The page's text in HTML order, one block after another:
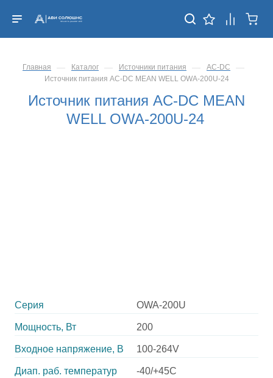
Главная — Каталог — Источники питания — AC-DC —
Источник питания AC-DC MEAN WELL OWA-200U-24
Источник питания AC-DC MEAN
WELL OWA-200U-24
Серия OWA-200U
Мощность, Вт 200
Входное напряжение, В 100-264V
Диап. раб. температур
-40/+45C